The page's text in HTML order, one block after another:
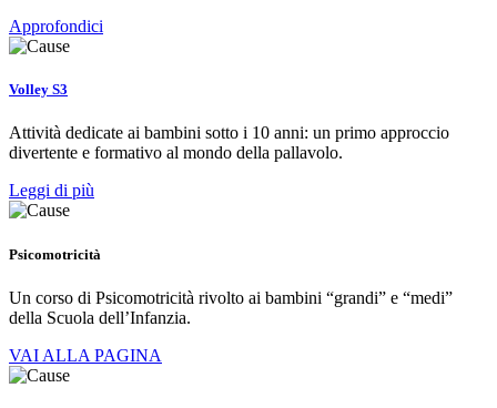
Approfondici
Volley S3
Attività dedicate ai bambini sotto i 10 anni: un primo approccio
divertente e formativo al mondo della pallavolo.
Leggi di più
Psicomotricità
Un corso di Psicomotricità rivolto ai bambini “grandi” e “medi”
della Scuola dell’Infanzia.
VAI ALLA PAGINA